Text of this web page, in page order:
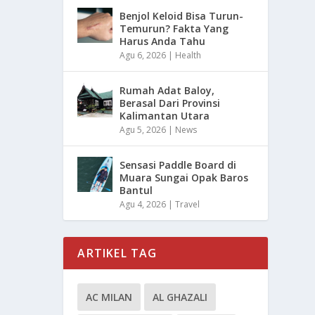
Benjol Keloid Bisa Turun-
Temurun? Fakta Yang
Harus Anda Tahu
Agu 6, 2026 | Health
Rumah Adat Baloy,
Berasal Dari Provinsi
Kalimantan Utara
Agu 5, 2026 | News
Sensasi Paddle Board di
Muara Sungai Opak Baros
Bantul
Agu 4, 2026 |Travel
ARTIKEL TAG
AC MILAN AL GHAZALI